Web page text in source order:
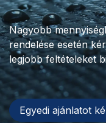
Nagyobb
rendelése esetén
legjobb feltételeket
Egyedi ajánlatot